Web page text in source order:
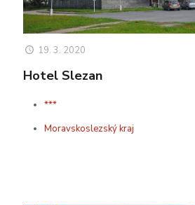
19. 3. 2020
Hotel Slezan
***
Moravskoslezský kraj